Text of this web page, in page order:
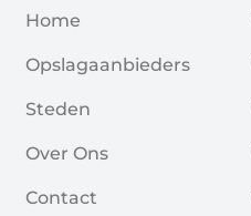
Home
Opslagaanbieders
Steden
Over Ons
Contact